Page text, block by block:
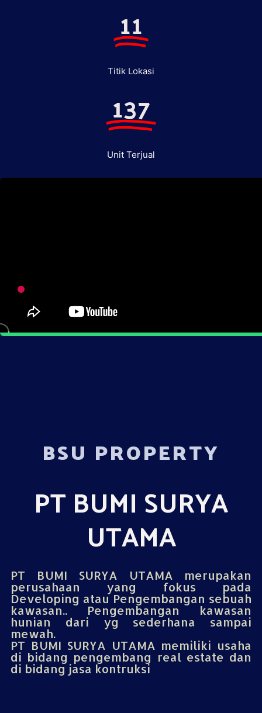
11
Titik Lokasi
137
Unit Terjual
BSU PROPERTY
PT BUMI SURYA
UTAMA
PT BUMI SURYA UTAMA merupakan
perusahaan yang fokus pada
Developing atau Pengembangan sebuah
kawasan.. Pengembangan kawasan
hunian dari yg sederhana sampai
mewah.
PT BUMI SURYA UTAMA memiliki usaha
di bidang pengembang real estate dan
di bidang jasa kontruksi